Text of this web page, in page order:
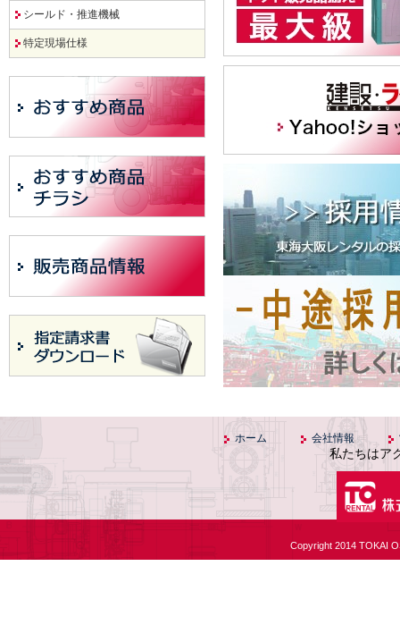
シールド・推進機械
特定現場仕様
ホーム 会社情報
私たちはア
Copyright 2014 TOKAI